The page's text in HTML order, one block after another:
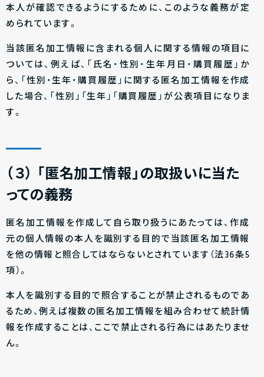
本人が確認できるようにするために、このような義務が定
められています。
当該匿名加工情報に含まれる個人に関する情報の項目に
ついては、例えば、「氏名・性別・生年月日・購買履歴」か
ら、「性別・生年・購買履歴」に関する匿名加工情報を作成
した場合、「性別」「生年」「購買履歴」が公表項目になりま
す。
（３） 「匿名加工情報」の取扱いに当た
っての義務
匿名加工情報を作成して自ら取り扱うにあたっては、作成
元の個人情報の本人を識別する目的で当該匿名加工情報
を他の情報と照合してはならないとされています（法36条5
項）。
本人を識別する目的で照合することが禁止されるものであ
るため、例えば複数の匿名加工情報を組み合わせて統計情
報を作成することは、ここで禁止される行為にはあたりませ
ん。